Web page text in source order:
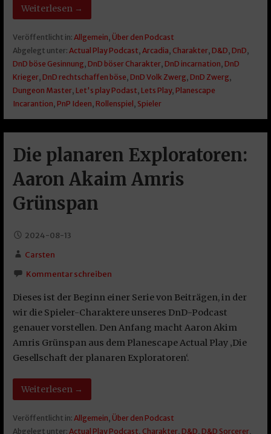
Weiterlesen →
Veröffentlicht in: Allgemein Über den Podcast
Abgelegt unter: Actual Play Podcast Arcadia Charakter, D&D DnD
DnD böse Gesinnung DnD böser Charakter, DnD incarnation DnD
Krieger, DnD rechtschaffen böse DnD Volk Zwerg DnD Zwerg
Dungeon Master, Let's play Podast Lets Play, Planescape
Incarantion PnP Ideen Rollenspiel Spieler
Die planaren Exploratoren:
Aaron Akaim Amris
Grünspan
2024-08-13
Carsten
Kommentar schreiben
Dieses ist der Beginn einer Serie von Beiträgen, in der
wir die Spieler-Charaktere unseres DnD-Podcast
genauer vorstellen. Den Anfang macht Aaron Akim
Amris Grünspan aus dem Planescape Actual Play ‚Die
Gesellschaft der planaren Exploratoren‘.
Weiterlesen →
Veröffentlicht in: Allgemein, Über den Podcast
Abgelegt unter: Actual Play Podcast, Charakter, D&D, D&D Sorcerer,